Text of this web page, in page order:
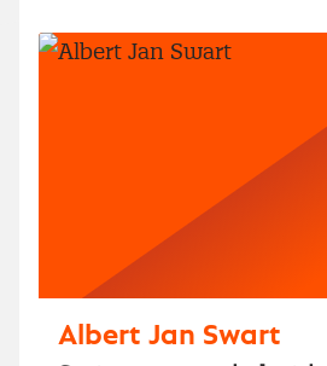
Albert Jan Swart